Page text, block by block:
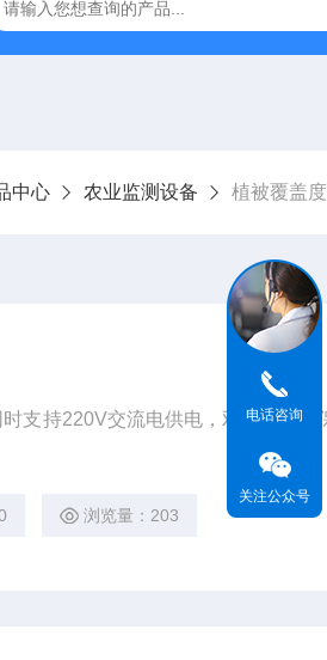
站 JC-ZS07多参数污水在线检测仪
中心 农业监测设备 植被覆盖
支持220V交流电供电，双重保障确
浏览量：203
电话咨询
关注公众号